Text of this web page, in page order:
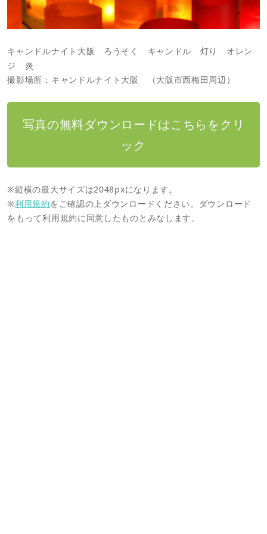
キャンドルナイト大阪 ろうそく キャンドル 灯り オレン
ジ 炎
撮影場所：キャンドルナイト大阪 （大阪市西梅田周辺）
写真の無料ダウンロードはこちらをクリ
ック
※縦横の最大サイズは2048pxになります。
※利用規約をご確認の上ダウンロードください。ダウンロード
をもって利用規約に同意したものとみなします。